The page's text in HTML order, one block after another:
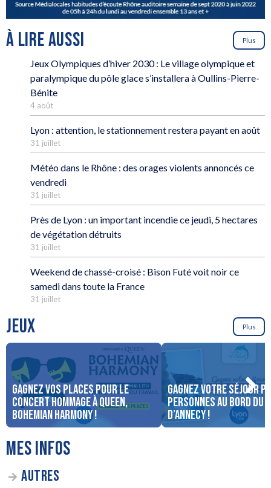
À LIRE AUSSI Plus
Jeux Olympiques d’hiver 2030 : Le village olympique et
paralympique du pôle glace s’installera à Oullins-Pierre-
Bénite
4 août
Lyon : attention, le stationnement restera payant en août
31 juillet
Météo dans le Rhône : des orages violents annoncés ce
vendredi
31 juillet
Près de Lyon : un important incendie ce jeudi, 5 hectares
de végétation détruits
31 juillet
Weekend de chassé-croisé : Bison Futé voit noir ce
samedi dans toute la France
31 juillet
JEUX Plus
Gagnez vos places pour le
concert Hommage à Queen,
Bohemian Harmony !
Gagnez votre séjour
personnes au bord du
d’Annecy !
MES INFOS
AUTRES